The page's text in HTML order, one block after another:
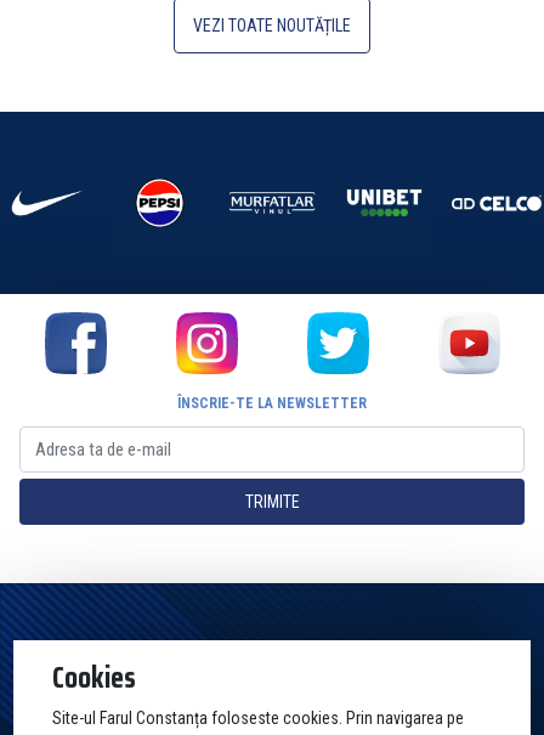
VEZI TOATE NOUTĂȚILE
ÎNSCRIE-TE LA NEWSLETTER
TRIMITE
Cookies
Site-ul Farul Constanța foloseste cookies. Prin navigarea pe